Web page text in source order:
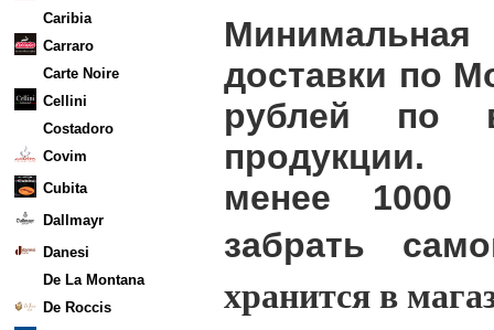
Caribia
Carraro
Carte Noire
Cellini
Costadoro
Covim
Cubita
Dallmayr
Danesi
De La Montana
De Roccis
доставки по
рублей по
менее 1000
забрать
хранится в